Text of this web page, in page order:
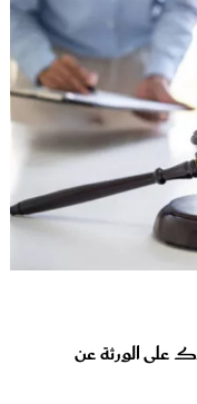
على الورثة عن